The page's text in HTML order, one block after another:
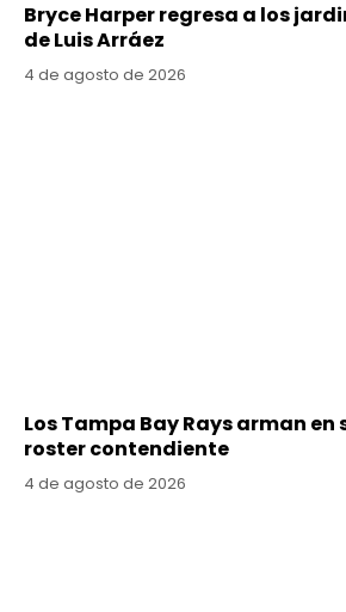
Bryce Harper regresa a los
de Luis Arráez
4 de agosto de 2026
Los Tampa Bay Rays arman en
roster contendiente
4 de agosto de 2026